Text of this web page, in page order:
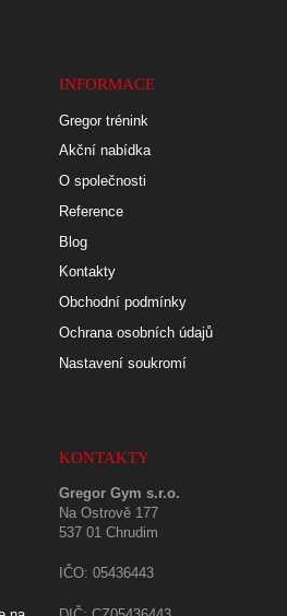
INFORMACE
Gregor trénink
Akční nabídka
O společnosti
Reference
Blog
Kontakty
Obchodní podmínky
Ochrana osobních údajů
Nastavení soukromí
KONTAKTY
Gregor Gym s.r.o.
Na Ostrově 177
537 01 Chrudim
IČO: 05436443